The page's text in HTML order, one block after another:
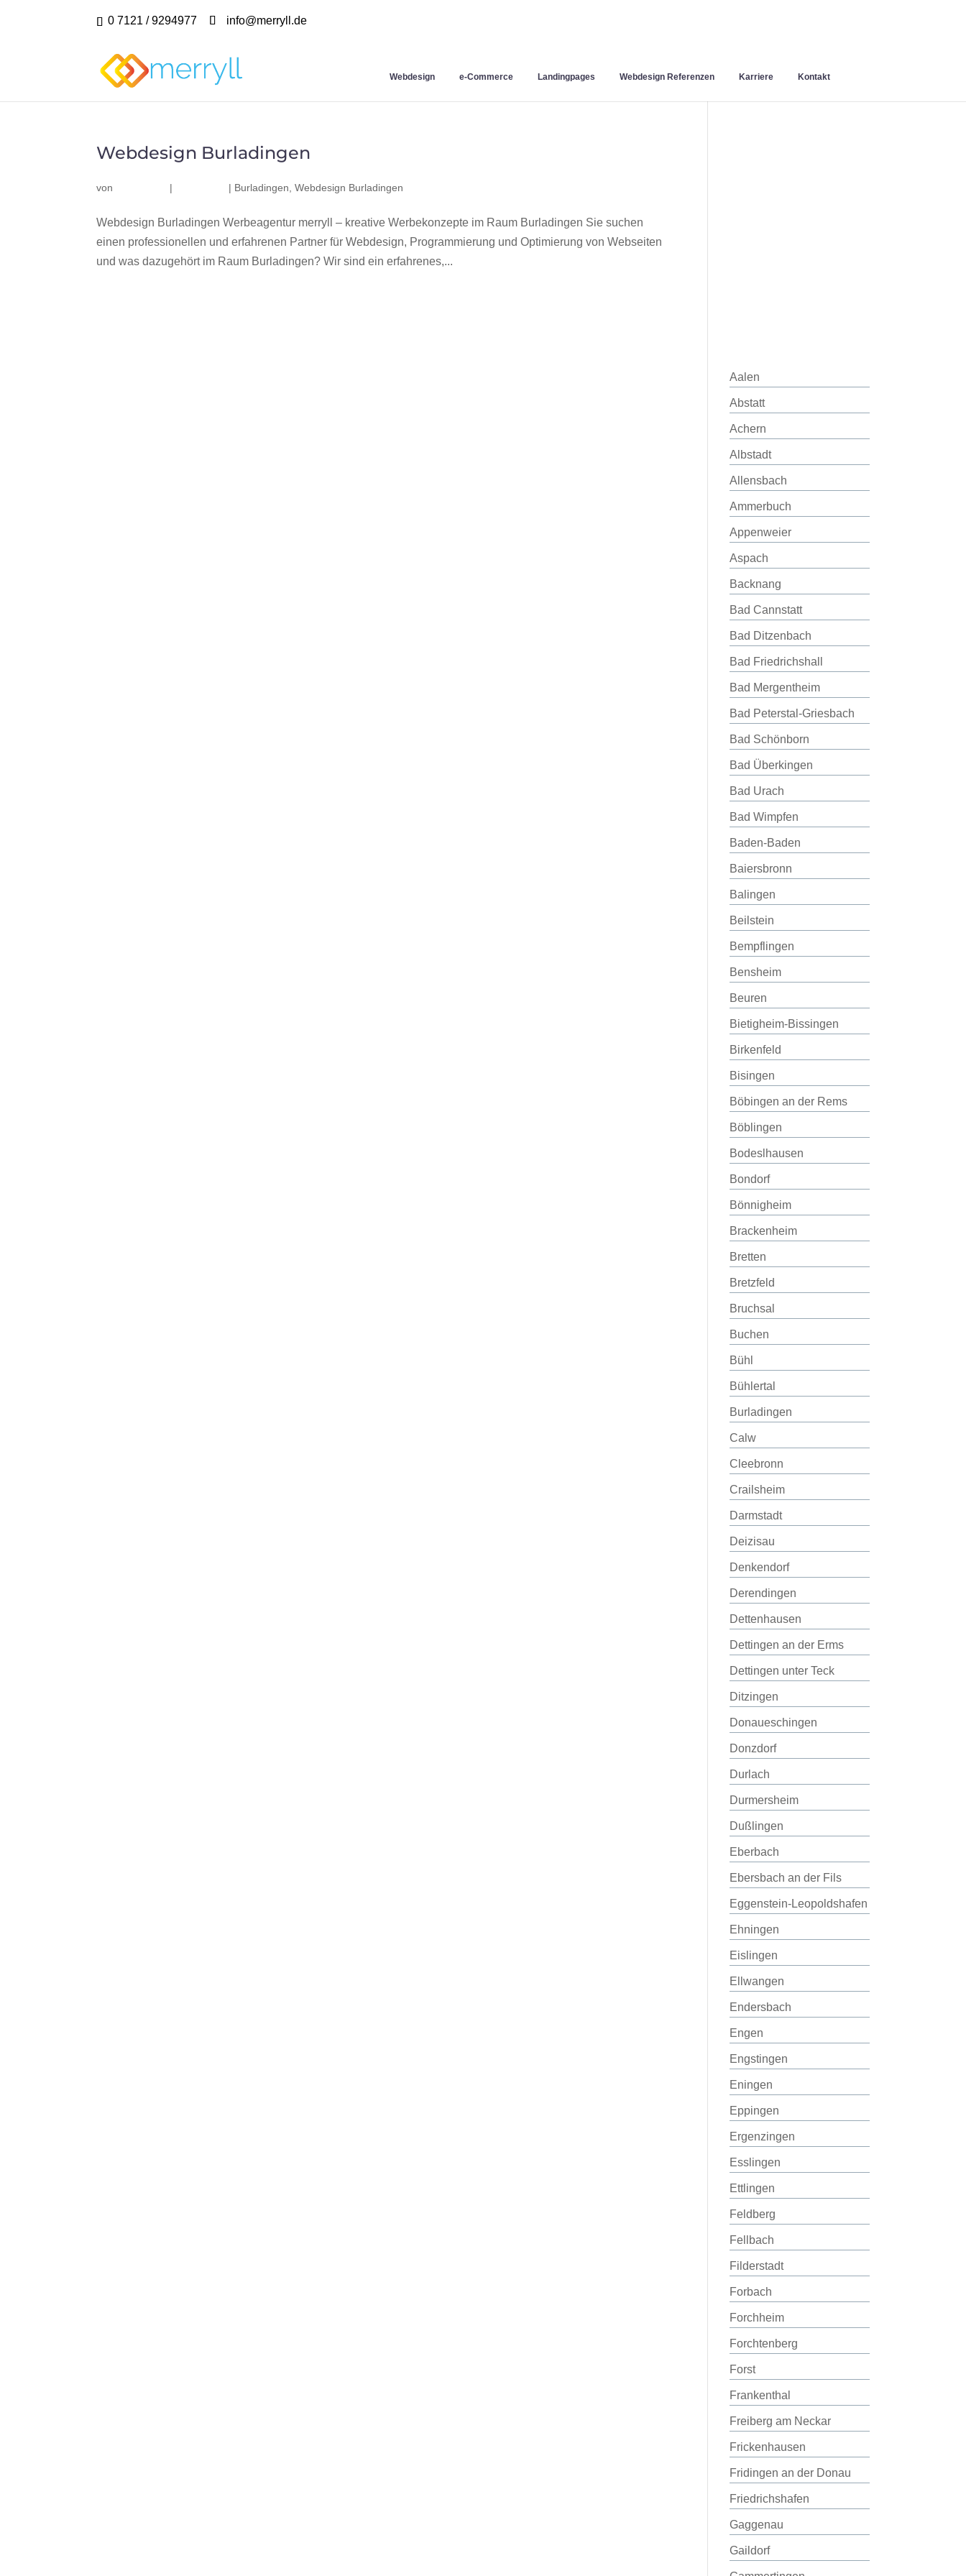
0 7121 / 9294977 info@merryll.de
Webdesign e-Commerce Landingpages Webdesign Referenzen Karriere Kontakt
Webdesign Burladingen
von | | Burladingen ,Webdesign Burladingen
Webdesign Burladingen Werbeagentur merryll – kreative Werbekonzepte im Raum Burladingen Sie suchen
einen professionellen und erfahrenen Partner für Webdesign, Programmierung und Optimierung von Webseiten
und was dazugehört im Raum Burladingen? Wir sind ein erfahrenes,...
Aalen
Abstatt
Achern
Albstadt
Allensbach
Ammerbuch
Appenweier
Aspach
Backnang
Bad Cannstatt
Bad Ditzenbach
Bad Friedrichshall
Bad Mergentheim
Bad Peterstal-Griesbach
Bad Schönborn
Bad Überkingen
Bad Urach
Bad Wimpfen
Baden-Baden
Baiersbronn
Balingen
Beilstein
Bempflingen
Bensheim
Beuren
Bietigheim-Bissingen
Birkenfeld
Bisingen
Böbingen an der Rems
Böblingen
Bodeslhausen
Bondorf
Bönnigheim
Brackenheim
Bretten
Bretzfeld
Bruchsal
Buchen
Bühl
Bühlertal
Burladingen
Calw
Cleebronn
Crailsheim
Darmstadt
Deizisau
Denkendorf
Derendingen
Dettenhausen
Dettingen an der Erms
Dettingen unter Teck
Ditzingen
Donaueschingen
Donzdorf
Durlach
Durmersheim
Dußlingen
Eberbach
Ebersbach an der Fils
Eggenstein-Leopoldshafen
Ehningen
Eislingen
Ellwangen
Endersbach
Engen
Engstingen
Eningen
Eppingen
Ergenzingen
Esslingen
Ettlingen
Feldberg
Fellbach
Filderstadt
Forbach
Forchheim
Forchtenberg
Forst
Frankenthal
Freiberg am Neckar
Frickenhausen
Fridingen an der Donau
Friedrichshafen
Gaggenau
Gaildorf